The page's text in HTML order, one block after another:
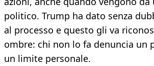
politico. Trump ha dato senza
al processo e questo gli va
ombre: chi non lo fa denuncia un
un limite personale.